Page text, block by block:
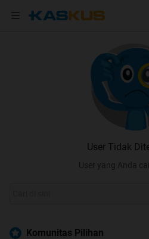
User Tidak
User yang Anda
Komunitas Pilihan